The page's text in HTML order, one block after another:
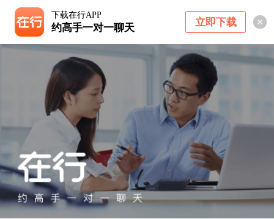
下载在行APP
约高手一对一聊天 立即下载